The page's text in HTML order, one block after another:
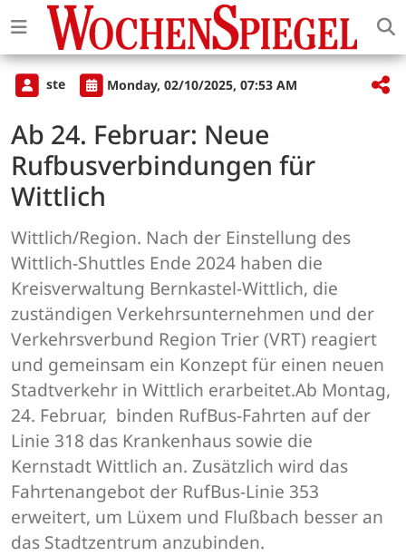
ste Monday, 02/10/2025, 07:53 AM
Ab 24. Februar: Neue
Rufbusverbindungen für
Wittlich
Wittlich/Region. Nach der Einstellung des
Wittlich-Shuttles Ende 2024 haben die
Kreisverwaltung Bernkastel-Wittlich, die
zuständigen Verkehrsunternehmen und der
Verkehrsverbund Region Trier (VRT) reagiert
und gemeinsam ein Konzept für einen neuen
Stadtverkehr in Wittlich erarbeitet.Ab Montag,
24. Februar, binden RufBus-Fahrten auf der
Linie 318 das Krankenhaus sowie die
Kernstadt Wittlich an. Zusätzlich wird das
Fahrtenangebot der RufBus-Linie 353
erweitert, um Lüxem und Flußbach besser an
das Stadtzentrum anzubinden.